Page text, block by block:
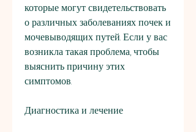
которые могут свидетельствовать
о различных заболеваниях почек и
мочевыводящих путей. Если у вас
возникла такая проблема, чтобы
выяснить причину этих
симптомов.
Диагностика и лечение